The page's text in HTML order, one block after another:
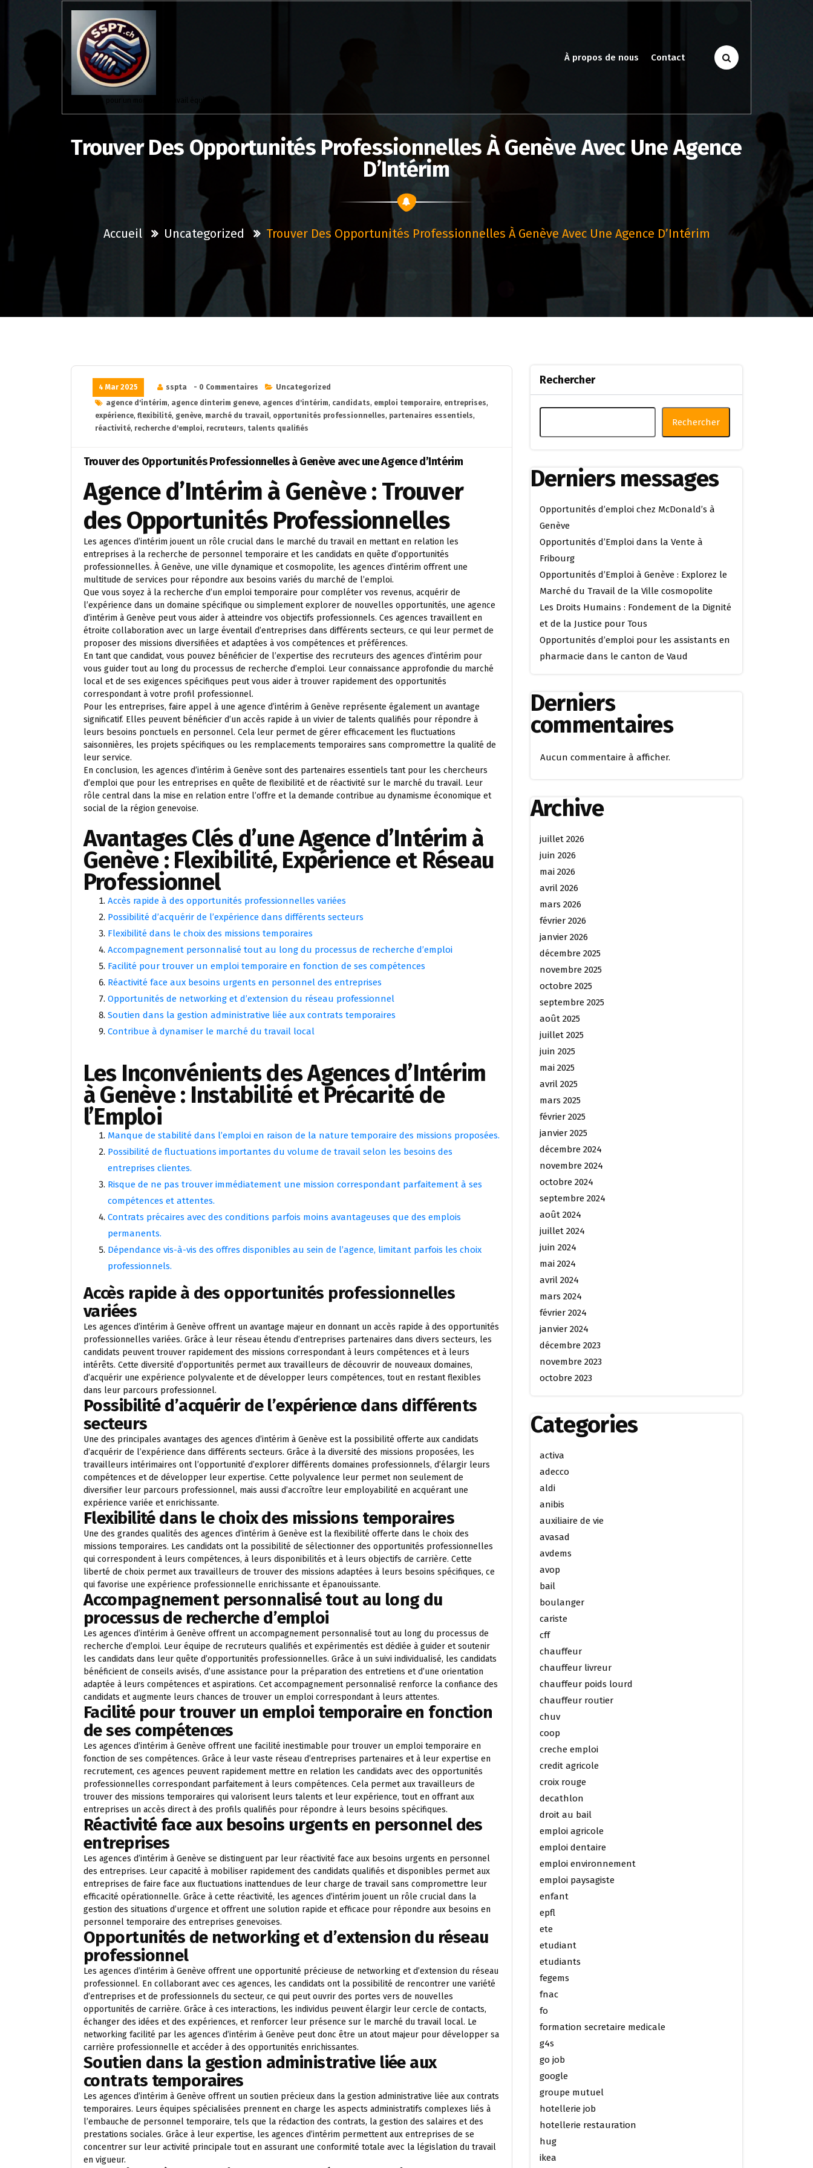
contenu
À propos de nous Contact
Trouver Des Opportunités Professionnelles À Genève Avec Une Agence
D’Intérim
Accueil Uncategorized Trouver Des Opportunités Professionnelles À Genève Avec Une Agence D’Intérim
4 Mar 2025 sspta - 0 Commentaires
Uncategorized
agence d'intérim, agence dinterim geneve, agences d'intérim, candidats, emploi temporaire, entreprises,
expérience, flexibilité, genève, marché du travail, opportunités professionnelles, partenaires essentiels,
réactivité, recherche d'emploi, recruteurs, talents qualifiés
Trouver des Opportunités Professionnelles à Genève avec une Agence d’Intérim
Agence d’Intérim à Genève : Trouver
des Opportunités Professionnelles
Les agences d’intérim jouent un rôle crucial dans le marché du travail en mettant en relation les
entreprises à la recherche de personnel temporaire et les candidats en quête d’opportunités
professionnelles. À Genève, une ville dynamique et cosmopolite, les agences d’intérim offrent une
multitude de services pour répondre aux besoins variés du marché de l’emploi.
Que vous soyez à la recherche d’un emploi temporaire pour compléter vos revenus, acquérir de
l’expérience dans un domaine spécifique ou simplement explorer de nouvelles opportunités, une agence
d’intérim à Genève peut vous aider à atteindre vos objectifs professionnels. Ces agences travaillent en
étroite collaboration avec un large éventail d’entreprises dans différents secteurs, ce qui leur permet de
proposer des missions diversifiées et adaptées à vos compétences et préférences.
En tant que candidat, vous pouvez bénéficier de l’expertise des recruteurs des agences d’intérim pour
vous guider tout au long du processus de recherche d’emploi. Leur connaissance approfondie du marché
local et de ses exigences spécifiques peut vous aider à trouver rapidement des opportunités
correspondant à votre profil professionnel.
Pour les entreprises, faire appel à une agence d’intérim à Genève représente également un avantage
significatif. Elles peuvent bénéficier d’un accès rapide à un vivier de talents qualifiés pour répondre à
leurs besoins ponctuels en personnel. Cela leur permet de gérer efficacement les fluctuations
saisonnières, les projets spécifiques ou les remplacements temporaires sans compromettre la qualité de
leur service.
En conclusion, les agences d’intérim à Genève sont des partenaires essentiels tant pour les chercheurs
d’emploi que pour les entreprises en quête de flexibilité et de réactivité sur le marché du travail. Leur
rôle central dans la mise en relation entre l’offre et la demande contribue au dynamisme économique et
social de la région genevoise.
Avantages Clés d’une Agence d’Intérim à
Genève : Flexibilité, Expérience et Réseau
Professionnel
Accès rapide à des opportunités professionnelles variées
Possibilité d’acquérir de l’expérience dans différents secteurs
Flexibilité dans le choix des missions temporaires
Accompagnement personnalisé tout au long du processus de recherche d’emploi
Facilité pour trouver un emploi temporaire en fonction de ses compétences
Réactivité face aux besoins urgents en personnel des entreprises
Opportunités de networking et d’extension du réseau professionnel
Soutien dans la gestion administrative liée aux contrats temporaires
Contribue à dynamiser le marché du travail local
Les Inconvénients des Agences d’Intérim
à Genève : Instabilité et Précarité de
l’Emploi
Manque de stabilité dans l’emploi en raison de la nature temporaire des missions proposées.
Possibilité de fluctuations importantes du volume de travail selon les besoins des
entreprises clientes.
Risque de ne pas trouver immédiatement une mission correspondant parfaitement à ses
compétences et attentes.
Contrats précaires avec des conditions parfois moins avantageuses que des emplois
permanents.
Dépendance vis-à-vis des offres disponibles au sein de l’agence, limitant parfois les choix
professionnels.
Accès rapide à des opportunités professionnelles
variées
Les agences d’intérim à Genève offrent un avantage majeur en donnant un accès rapide à des opportunités
professionnelles variées. Grâce à leur réseau étendu d’entreprises partenaires dans divers secteurs, les
candidats peuvent trouver rapidement des missions correspondant à leurs compétences et à leurs
intérêts. Cette diversité d’opportunités permet aux travailleurs de découvrir de nouveaux domaines,
d’acquérir une expérience polyvalente et de développer leurs compétences, tout en restant flexibles
dans leur parcours professionnel.
Possibilité d’acquérir de l’expérience dans différents
secteurs
Une des principales avantages des agences d’intérim à Genève est la possibilité offerte aux candidats
d’acquérir de l’expérience dans différents secteurs. Grâce à la diversité des missions proposées, les
travailleurs intérimaires ont l’opportunité d’explorer différents domaines professionnels, d’élargir leurs
compétences et de développer leur expertise. Cette polyvalence leur permet non seulement de
diversifier leur parcours professionnel, mais aussi d’accroître leur employabilité en acquérant une
expérience variée et enrichissante.
Flexibilité dans le choix des missions temporaires
Une des grandes qualités des agences d’intérim à Genève est la flexibilité offerte dans le choix des
missions temporaires. Les candidats ont la possibilité de sélectionner des opportunités professionnelles
qui correspondent à leurs compétences, à leurs disponibilités et à leurs objectifs de carrière. Cette
liberté de choix permet aux travailleurs de trouver des missions adaptées à leurs besoins spécifiques, ce
qui favorise une expérience professionnelle enrichissante et épanouissante.
Accompagnement personnalisé tout au long du
processus de recherche d’emploi
Les agences d’intérim à Genève offrent un accompagnement personnalisé tout au long du processus de
recherche d’emploi. Leur équipe de recruteurs qualifiés et expérimentés est dédiée à guider et soutenir
les candidats dans leur quête d’opportunités professionnelles. Grâce à un suivi individualisé, les candidats
bénéficient de conseils avisés, d’une assistance pour la préparation des entretiens et d’une orientation
adaptée à leurs compétences et aspirations. Cet accompagnement personnalisé renforce la confiance des
candidats et augmente leurs chances de trouver un emploi correspondant à leurs attentes.
Facilité pour trouver un emploi temporaire en fonction
de ses compétences
Les agences d’intérim à Genève offrent une facilité inestimable pour trouver un emploi temporaire en
fonction de ses compétences. Grâce à leur vaste réseau d’entreprises partenaires et à leur expertise en
recrutement, ces agences peuvent rapidement mettre en relation les candidats avec des opportunités
professionnelles correspondant parfaitement à leurs compétences. Cela permet aux travailleurs de
trouver des missions temporaires qui valorisent leurs talents et leur expérience, tout en offrant aux
entreprises un accès direct à des profils qualifiés pour répondre à leurs besoins spécifiques.
Réactivité face aux besoins urgents en personnel des
entreprises
Les agences d’intérim à Genève se distinguent par leur réactivité face aux besoins urgents en personnel
des entreprises. Leur capacité à mobiliser rapidement des candidats qualifiés et disponibles permet aux
entreprises de faire face aux fluctuations inattendues de leur charge de travail sans compromettre leur
efficacité opérationnelle. Grâce à cette réactivité, les agences d’intérim jouent un rôle crucial dans la
gestion des situations d’urgence et offrent une solution rapide et efficace pour répondre aux besoins en
personnel temporaire des entreprises genevoises.
Opportunités de networking et d’extension du réseau
professionnel
Les agences d’intérim à Genève offrent une opportunité précieuse de networking et d’extension du réseau
professionnel. En collaborant avec ces agences, les candidats ont la possibilité de rencontrer une variété
d’entreprises et de professionnels du secteur, ce qui peut ouvrir des portes vers de nouvelles
opportunités de carrière. Grâce à ces interactions, les individus peuvent élargir leur cercle de contacts,
échanger des idées et des expériences, et renforcer leur présence sur le marché du travail local. Le
networking facilité par les agences d’intérim à Genève peut donc être un atout majeur pour développer sa
carrière professionnelle et accéder à des opportunités enrichissantes.
Soutien dans la gestion administrative liée aux
contrats temporaires
Les agences d’intérim à Genève offrent un soutien précieux dans la gestion administrative liée aux contrats
temporaires. Leurs équipes spécialisées prennent en charge les aspects administratifs complexes liés à
l’embauche de personnel temporaire, tels que la rédaction des contrats, la gestion des salaires et des
prestations sociales. Grâce à leur expertise, les agences d’intérim permettent aux entreprises de se
concentrer sur leur activité principale tout en assurant une conformité totale avec la législation du travail
en vigueur.
Rechercher
Rechercher
Derniers messages
Opportunités d’emploi chez McDonald’s à
Genève
Opportunités d’Emploi dans la Vente à
Fribourg
Opportunités d’Emploi à Genève : Explorez le
Marché du Travail de la Ville cosmopolite
Les Droits Humains : Fondement de la Dignité
et de la Justice pour Tous
Opportunités d’emploi pour les assistants en
pharmacie dans le canton de Vaud
Derniers
commentaires
Aucun commentaire à afficher.
Archive
juillet 2026
juin 2026
mai 2026
avril 2026
mars 2026
février 2026
janvier 2026
décembre 2025
novembre 2025
octobre 2025
septembre 2025
août 2025
juillet 2025
juin 2025
mai 2025
avril 2025
mars 2025
février 2025
janvier 2025
décembre 2024
novembre 2024
octobre 2024
septembre 2024
août 2024
juillet 2024
juin 2024
mai 2024
avril 2024
mars 2024
février 2024
janvier 2024
décembre 2023
novembre 2023
octobre 2023
Categories
activa
adecco
aldi
anibis
auxiliaire de vie
avasad
avdems
avop
bail
boulanger
cariste
cff
chauffeur
chauffeur livreur
chauffeur poids lourd
chauffeur routier
chuv
coop
creche emploi
credit agricole
croix rouge
decathlon
droit au bail
emploi agricole
emploi dentaire
emploi environnement
emploi paysagiste
enfant
epfl
ete
etudiant
etudiants
fegems
fnac
fo
formation secretaire medicale
g4s
go job
google
groupe mutuel
hotellerie job
hotellerie restauration
hug
ikea